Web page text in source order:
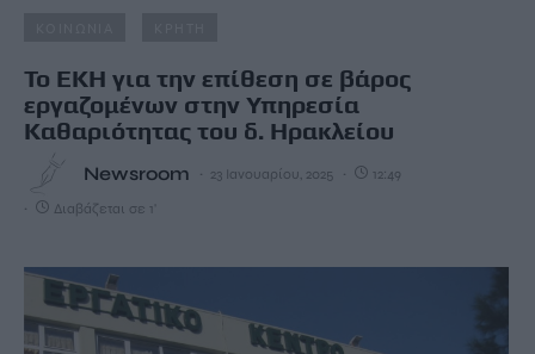
Το ΕΚΗ για την επίθεση σε βάρος
εργαζομένων στην Υπηρεσία
Καθαριότητας του δ. Ηρακλείου
Newsroom 23 Ιανουαρίου, 2025 12:49
Διαβάζεται σε 1'